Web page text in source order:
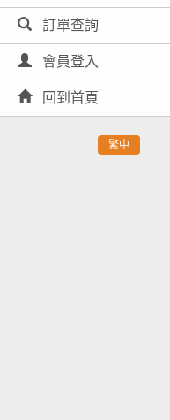
訂單查詢
會員登入
回到首頁
繁中